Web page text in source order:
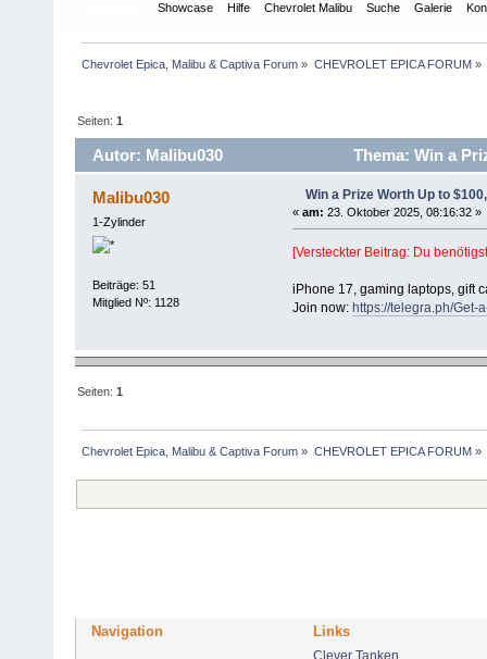
Showcase Hilfe Chevrolet Malibu Suche Galerie
Chevrolet Epica, Malibu & Captiva Forum » CHEVROLET EPICA FORUM»
Seiten:1
Autor: Malibu030 Thema: Win a
Malibu030
1-Zylinder
Beiträge: 51
Mitglied Nº: 1128
Win a Prize Worth Up to
« am: 23. Oktober 2025, 08:16:32 »
[Versteckter Beitrag: Du
iPhone 17, gaming laptops, gift
Join now: https://telegra.ph/Get-
Seiten:1
Chevrolet Epica, Malibu & Captiva Forum » CHEVROLET EPICA FORUM »
Navigation Links